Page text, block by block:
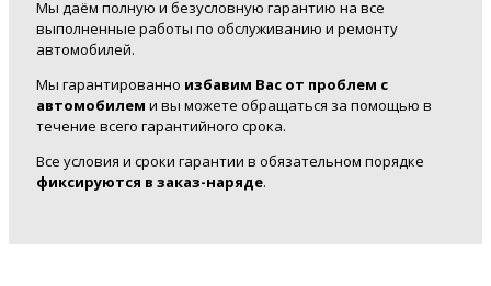
Мы даём полную и безусловную гарантию на все
выполненные работы по обслуживанию и ремонту
автомобилей.
Мы гарантированно избавим Вас от проблем с
автомобилем и вы можете обращаться за помощью в
течение всего гарантийного срока.
Все условия и сроки гарантии в обязательном порядке
фиксируются в заказ-наряде.